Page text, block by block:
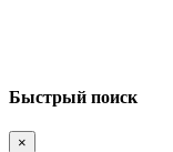
Быстрый поиск
×